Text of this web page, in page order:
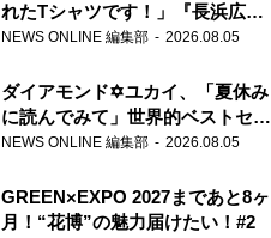
れたTシャツです！」『長浜広奈
天下無双』初の番組グッズ発売
NEWS ONLINE 編集部 2026.08.05
ダイアモンド✡ユカイ、「夏休み
に読んでみて」世界的ベストセラ
ー『アナスタシア』を紹介
NEWS ONLINE 編集部 2026.08.05
GREEN×EXPO 2027まであと8ヶ
月！“花博”の魅力届けたい！#2